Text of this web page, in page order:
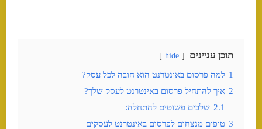
תוכן עניינים hide
1 למה פרסום באינטרנט הוא חובה לכל עסק?
2 איך להתחיל פרסום באינטרנט לעסק שלך?
2.1 שלבים פשוטים להתחלה:
3 טיפים מנצחים לפרסום באינטרנט לעסקים